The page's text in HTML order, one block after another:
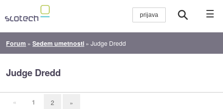
☰
Forum »Sedem umetnosti »Judge Dredd
Judge Dredd
« 1 2 »